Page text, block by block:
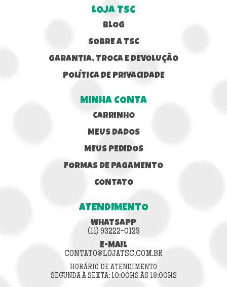
LOJA TSC
BLOG
SOBRE A TSC
GARANTIA, TROCA E DEVOLUÇÃO
POLÍTICA DE PRIVACIDADE
MINHA CONTA
CARRINHO
MEUS DADOS
MEUS PEDIDOS
FORMAS DE PAGAMENTO
CONTATO
ATENDIMENTO
WHATSAPP
(11) 93222-0123
E-MAIL
CONTATO@LOJATSC.COM.BR
HORÁRIO DE ATENDIMENTO
SEGUNDA À SEXTA: 10:00HS ÀS 18:00HS